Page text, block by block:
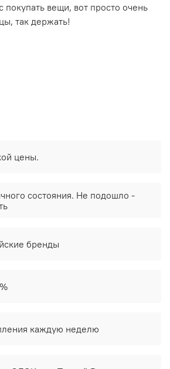
покупать вещи, вот просто очень
так держать!
цены.
состояния. Не подошло -
бренды
каждую неделю